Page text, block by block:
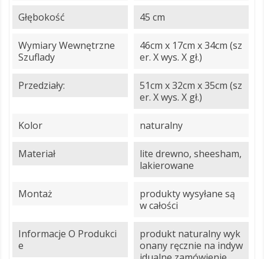
Głębokość 45 cm
Wymiary Wewnętrzne
Szuflady
46cm x 17cm x 34cm (sz
er. X wys. X gł.)
Przedziały:
51cm x 32cm x 35cm (sz
er. X wys. X gł.)
Kolor naturalny
Materiał
lite drewno, sheesham,
lakierowane
Montaż
produkty wysyłane są
w całości
Informacje O Produkci
E
produkt naturalny wyk
onany ręcznie na indyw